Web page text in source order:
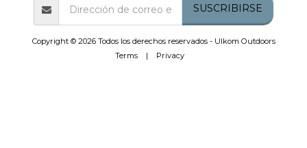
SUSCRIBIRSE
Copyright © 2026 Todos los derechos reservados - Ulkom Outdoors
Terms| Privacy